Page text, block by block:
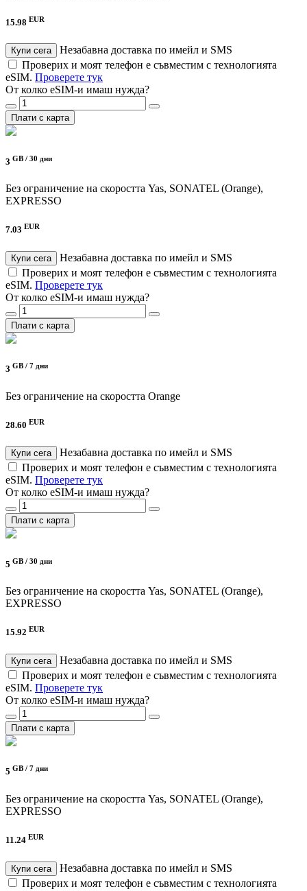
15.98 EUR
Купи сега
Незабавна доставка по имейл и SMS
Проверих и моят телефон е съвместим с технологията
eSIM. Проверете тук
От колко eSIM-и имаш нужда?
Плати с карта
3 GB / 30 дни
Без ограничение на скоростта Yas, SONATEL (Orange),
EXPRESSO
7.03 EUR
Купи сега
Незабавна доставка по имейл и SMS
Проверих и моят телефон е съвместим с технологията
eSIM. Проверете тук
От колко eSIM-и имаш нужда?
Плати с карта
3 GB / 7 дни
Без ограничение на скоростта Orange
28.60 EUR
Купи сега
Незабавна доставка по имейл и SMS
Проверих и моят телефон е съвместим с технологията
eSIM. Проверете тук
От колко eSIM-и имаш нужда?
Плати с карта
5 GB / 30 дни
Без ограничение на скоростта Yas, SONATEL (Orange),
EXPRESSO
15.92 EUR
Купи сега
Незабавна доставка по имейл и SMS
Проверих и моят телефон е съвместим с технологията
eSIM. Проверете тук
От колко eSIM-и имаш нужда?
Плати с карта
5 GB / 7 дни
Без ограничение на скоростта Yas, SONATEL (Orange),
EXPRESSO
11.24 EUR
Купи сега
Незабавна доставка по имейл и SMS
Проверих и моят телефон е съвместим с технологията